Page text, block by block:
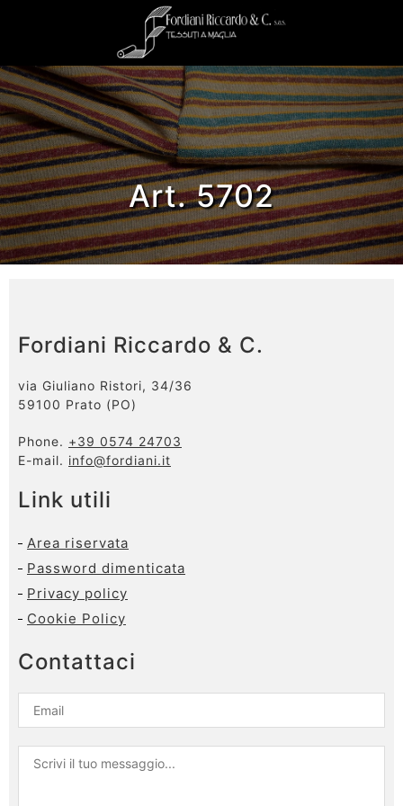
Art. 5702
Fordiani Riccardo & C.
via Giuliano Ristori, 34/36
59100 Prato (PO)
Phone. +39 0574 24703
E-mail. info@fordiani.it
Link utili
Area riservata
Password dimenticata
Privacy policy
Cookie Policy
Contattaci